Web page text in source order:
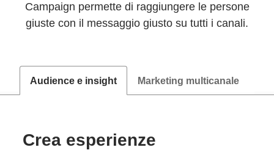
Campaign permette di raggiungere le persone
giuste con il messaggio giusto su tutti i canali.
Audience e insight Marketing multicanale
Crea esperienze